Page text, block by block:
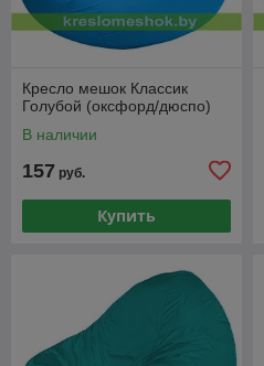
Кресло мешок Классик
Голубой (оксфорд/дюспо)
В наличии
157 руб.
Купить